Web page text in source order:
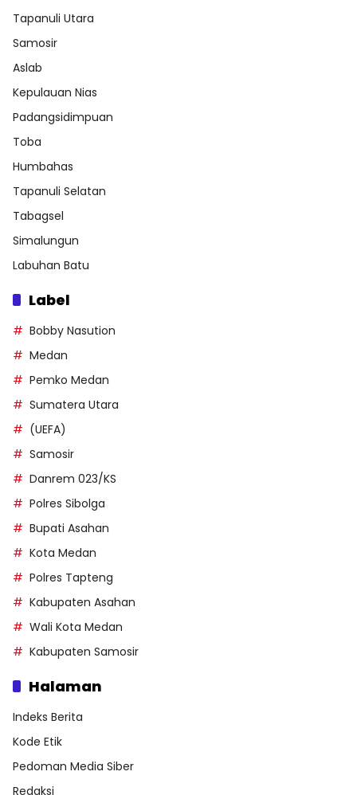
Tapanuli Utara
Samosir
Aslab
Kepulauan Nias
Padangsidimpuan
Toba
Humbahas
Tapanuli Selatan
Tabagsel
Simalungun
Labuhan Batu
Label
Bobby Nasution
Medan
Pemko Medan
Sumatera Utara
(UEFA)
Samosir
Danrem 023/KS
Polres Sibolga
Bupati Asahan
Kota Medan
Polres Tapteng
Kabupaten Asahan
Wali Kota Medan
Kabupaten Samosir
Halaman
Indeks Berita
Kode Etik
Pedoman Media Siber
Redaksi